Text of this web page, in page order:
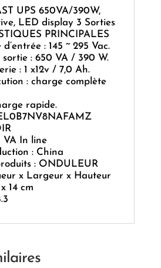
UPS 650VA/390W,
LED display 3 Sorties
PRINCIPALES
: 145 ~ 295 Vac.
sortie : 650 VA / 390 W.
: 1 x12v / 7,0 Ah.
: charge complète
rapide.
VA In line
: China
: ONDULEUR
x Largeur x Hauteur
14 cm